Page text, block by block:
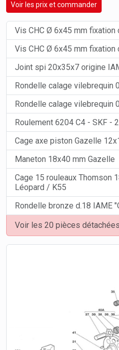
Voir les prix et commander
Vis CHC Ø 6x45 mm fixation
Vis CHC Ø 6x45 mm fixation
Joint spi 20x35x7 origine
Rondelle calage vilebrequin
Rondelle calage vilebrequin
Roulement 6204 C4 - SKF -
Cage axe piston Gazelle
Maneton 18x40 mm Gazelle
Cage 15 rouleaux Thomson
Léopard / K55
Rondelle bronze d.18 IAME
Voir les 20 pièces détachées